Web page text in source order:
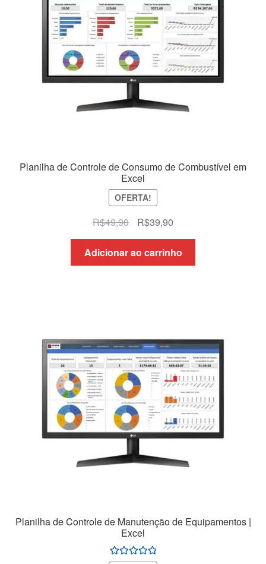
Planilha de Controle de Consumo de Combustível em
Excel
OFERTA!
R$49,90
O
preço
original
era:
R$39,90O
preço
atual
é:
Adicionar ao carrinho
Planilha de Controle de Manutenção de Equipamentos |
Excel